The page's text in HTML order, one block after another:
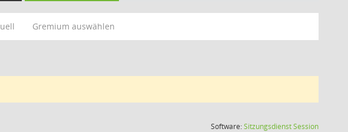
Gremium auswählen
Software:SitzungsdienstSession(Wird in